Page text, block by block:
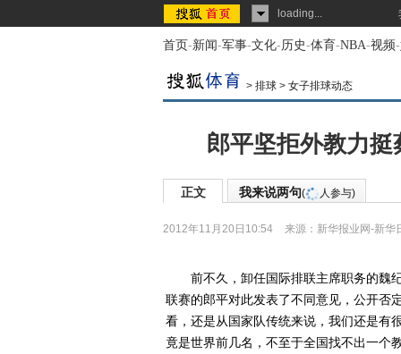
loading...
首页-新闻-军事-文化-历史-体育-NBA-视频-
> 排球 > 女子排球动态
郎平坚拒外教力
正文 我来说两句( 人参与)
2012年11月20日10:54 来源： 新华报业网-新华
前不久，卸任国际排联主席职务的魏纪
联赛的郎平对此发表了不同意见，公开否
看，还是从国家队传统来说，我们还是有
竟是世界前几名，不至于全国找不出一个